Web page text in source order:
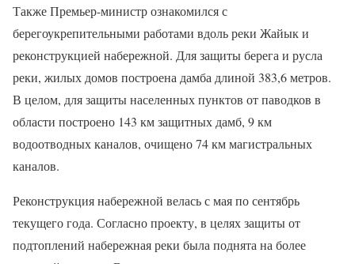
Также Премьер-министр ознакомился с
берегоукрепительными работами вдоль реки Жайык и
реконструкцией набережной. Для защиты берега и русла
реки, жилых домов построена дамба длиной 383,6 метров.
В целом, для защиты населенных пунктов от паводков в
области построено 143 км защитных дамб, 9 км
водоотводных каналов, очищено 74 км магистральных
каналов.
Реконструкция набережной велась с мая по сентябрь
текущего года. Согласно проекту, в целях защиты от
подтоплений набережная реки была поднята на более